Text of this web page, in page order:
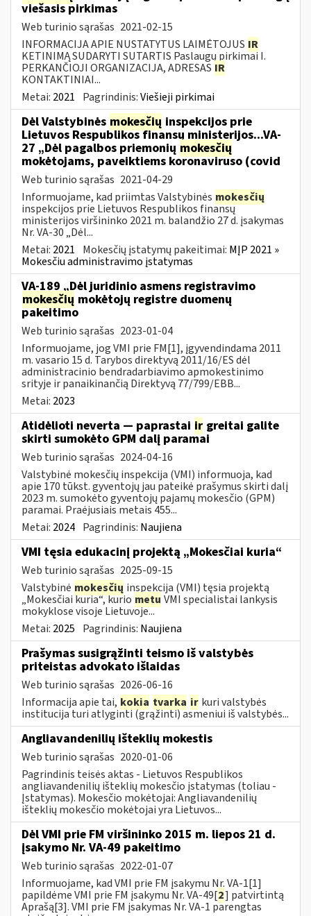
viešasis pirkimas
Web turinio sąrašas 2021-02-15
INFORMACIJA APIE NUSTATYTUS LAIMĖTOJUS IR
KETINIMĄ SUDARYTI SUTARTIS Paslaugų pirkimai I.
PERKANČIOJI ORGANIZACIJA, ADRESAS IR
KONTAKTINIAI...
Metai: 2021 Pagrindinis:Viešieji pirkimai
Dėl Valstybinės mokesčių inspekcijos prie
Lietuvos Respublikos finansų ministerijos...VA-
27 „Dėl pagalbos priemonių mokesčių
mokėtojams, paveiktiems koronaviruso (covid
Web turinio sąrašas 2021-04-29
Informuojame, kad priimtas Valstybinės mokesčių
inspekcijos prie Lietuvos Respublikos finansų
ministerijos viršininko 2021 m. balandžio 27 d. įsakymas
Nr. VA-30 „Dėl...
Metai: 2021 Mokesčių įstatymų pakeitimai: MĮP 2021 »
Mokesčiu administravimo įstatymas
VA-189 „Dėl juridinio asmens registravimo
mokesčių mokėtojų registre duomenų
pakeitimo
Web turinio sąrašas 2023-01-04
Informuojame, jog VMI prie FM[1], įgyvendindama 2011
m. vasario 15 d. Tarybos direktyvą 2011/16/ES dėl
administracinio bendradarbiavimo apmokestinimo
srityje ir panaikinančią Direktyvą 77/799/EBB...
Metai: 2023
Atidėlioti neverta — paprastai ir greitai galite
skirti sumokėto GPM dalį paramai
Web turinio sąrašas 2024-04-16
Valstybinė mokesčių inspekcija (VMI) informuoja, kad
apie 170 tūkst. gyventojų jau pateikė prašymus skirti dalį
2023 m. sumokėto gyventojų pajamų mokesčio (GPM)
paramai. Praėjusiais metais 455...
Metai: 2024 Pagrindinis: Naujiena
VMI tęsia edukacinį projektą „Mokesčiai kuria“
Web turinio sąrašas 2025-09-15
Valstybinė mokesčių inspekcija (VMI) tęsia projektą
„Mokesčiai kuria“, kurio metu VMI specialistai lankysis
mokyklose visoje Lietuvoje...
Metai: 2025 Pagrindinis: Naujiena
Prašymas susigrąžinti teismo iš valstybės
priteistas advokato išlaidas
Web turinio sąrašas 2026-06-16
Informacija apie tai, kokia tvarka ir kuri valstybės
institucija turi atlyginti (grąžinti) asmeniui iš valstybės...
Angliavandenilių išteklių mokestis
Web turinio sąrašas 2020-01-06
Pagrindinis teisės aktas - Lietuvos Respublikos
angliavandenilių išteklių mokesčio įstatymas (toliau -
Įstatymas). Mokesčio mokėtojai: Angliavandenilių
išteklių mokesčio mokėtojai yra Lietuvos...
Dėl VMI prie FM viršininko 2015 m. liepos 21 d.
įsakymo Nr. VA-49 pakeitimo
Web turinio sąrašas 2022-01-07
Informuojame, kad VMI prie FM įsakymu Nr. VA-1[1]
papildėme VMI prie FM įsakymu Nr. VA-49[2] patvirtintą
Aprašą[3]. VMI prie FM įsakymas Nr. VA-1 parengtas